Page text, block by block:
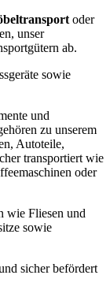
oder
unser
ab.
sowie
und
zu unserem
Autoteile,
transportiert wie
oder
wie Fliesen und
sowie
sicher befördert